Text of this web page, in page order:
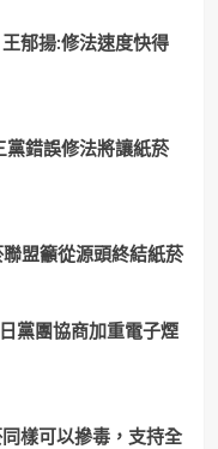
郁揚:修法速度快得
錯誤修法將讓紙菸
盟籲從源頭終結紙菸
黨團協商加重電子煙
樣可以摻毒，支持全